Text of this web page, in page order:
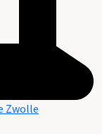
Zwolle